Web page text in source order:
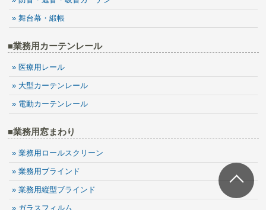
» 舞台幕・緞帳
■業務用カーテンレール
» 医療用レール
» 大型カーテンレール
» 電動カーテンレール
■業務用窓まわり
» 業務用ロールスクリーン
» 業務用ブラインド
» 業務用縦型ブラインド
» ガラスフィルム